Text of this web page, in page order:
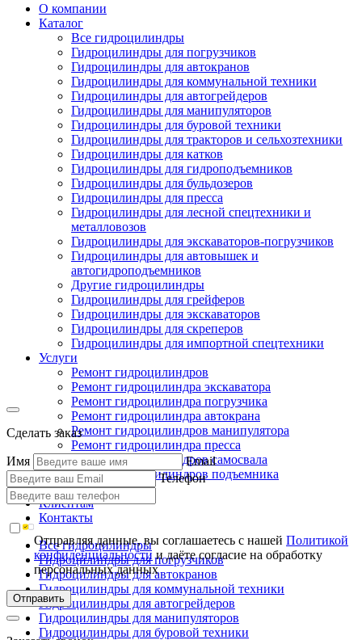
О компании
Каталог
Все гидроцилиндры
Гидроцилиндры для погрузчиков
Гидроцилиндры для автокранов
Гидроцилиндры для коммунальной техники
Гидроцилиндры для автогрейдеров
Гидроцилиндры для манипуляторов
Гидроцилиндры для буровой техники
Гидроцилиндры для тракторов и сельхозтехники
Гидроцилиндры для катков
Гидроцилиндры для гидроподъемников
Гидроцилиндры для бульдозеров
Гидроцилиндры для пресса
Гидроцилиндры для лесной спецтехники и
металловозов
Гидроцилиндры для экскаваторов-погрузчиков
Гидроцилиндры для автовышек и
автогидроподъемников
Другие гидроцилиндры
Гидроцилиндры для грейферов
Гидроцилиндры для экскаваторов
Гидроцилиндры для скреперов
Гидроцилиндры для импортной спецтехники
Услуги
Ремонт гидроцилиндров
Ремонт гидроцилиндра экскаватора
Ремонт гидроцилиндра погрузчика
Ремонт гидроцилиндра автокрана
Ремонт гидроцилиндров манипулятора
Ремонт гидроцилиндра пресса
Ремонт гидроцилиндров самосвала
Ремонт гидроцилиндров подъемника
Производство
Клиентам
Контакты
Все гидроцилиндры
Гидроцилиндры для погрузчиков
Гидроцилиндры для автокранов
Гидроцилиндры для коммунальной техники
Гидроцилиндры для автогрейдеров
Гидроцилиндры для манипуляторов
Гидроцилиндры для буровой техники
Сделать заказ
Имя
Email
Телефон
Отправляя данные, вы соглашаетесь с нашейПолитикой
конфиденциальностии даёте согласие на обработку
персональных данных
Отправить